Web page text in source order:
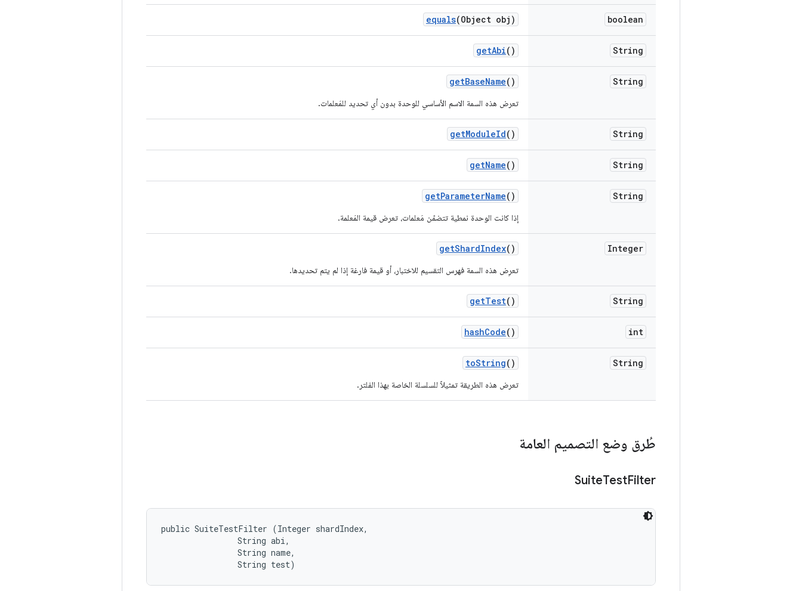
boolean
equals(Object obj)
String
getAbi()
String
getBaseName()
تعرض هذه السمة الاسم الأساسي للوحدة بدون أي تحديد للمَعلمات.
String
getModuleId()
String
getName()
String
getParameterName()
إذا كانت الوحدة نمطية تتضمّن مَعلمات، تعرض قيمة المَعلمة.
Integer
getShardIndex()
تعرِض هذه السمة فهرس التقسيم للاختبار، أو قيمة فارغة إذا لم يتم تحديدها.
String
getTest()
int
hashCode()
String
toString()
تعرض هذه الطريقة تمثيلاً للسلسلة الخاصة بهذا الفلتر.
طُرق وضع التصميم العامة
SuiteTestFilter
public SuiteTestFilter (Integer shardIndex,
                String abi,
                String name,
                String test)